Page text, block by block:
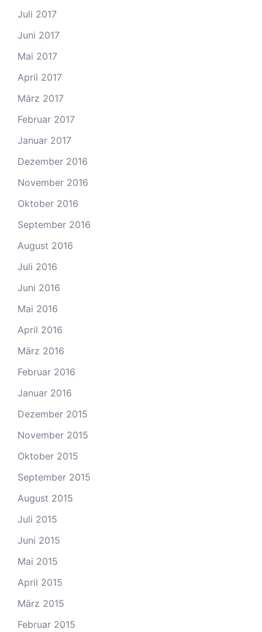
Juli 2017
Juni 2017
Mai 2017
April 2017
März 2017
Februar 2017
Januar 2017
Dezember 2016
November 2016
Oktober 2016
September 2016
August 2016
Juli 2016
Juni 2016
Mai 2016
April 2016
März 2016
Februar 2016
Januar 2016
Dezember 2015
November 2015
Oktober 2015
September 2015
August 2015
Juli 2015
Juni 2015
Mai 2015
April 2015
März 2015
Februar 2015